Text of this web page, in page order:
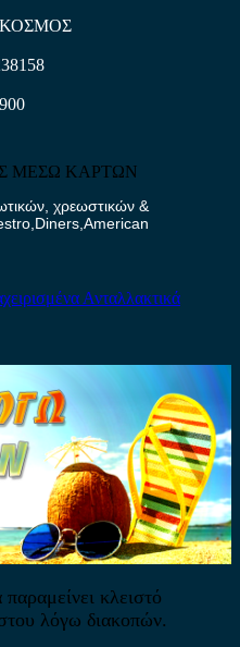
ΜΕΣΩ ΚΑΡΤΩΝ
χρεωστικών &
Ανταλλακτικά
κλειστό
λόγω διακοπών.